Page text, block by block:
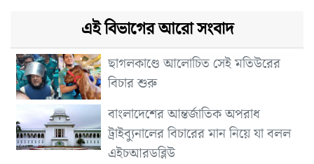
এই বিভাগের আরো সংবাদ
ছাগলকাণ্ডে আলোচিত সেই মতিউরের
বিচার শুরু
বাংলাদেশের আন্তর্জাতিক অপরাধ
ট্রাইব্যুনালের বিচারের মান নিয়ে যা বলল
এইচআরডব্লিউ